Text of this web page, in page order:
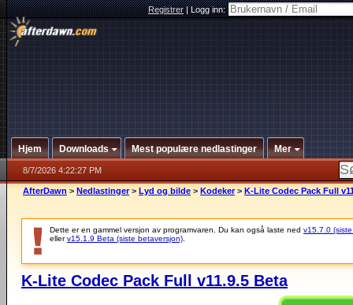
Registrer|Logg inn:
Hjem Downloads Mest populære nedlastinger Mer
8/7/2026 4:22:27 PM
AfterDawn > Nedlastinger > Lyd og bilde > Kodeker > K-Lite Codec Pack Full
Dette er en gammel versjon av programvaren. Du kan også laste ned v15.7.0
ellerv15.1.9 Beta (siste betaversjon)
K-Lite Codec Pack Full v11.9.5 Beta